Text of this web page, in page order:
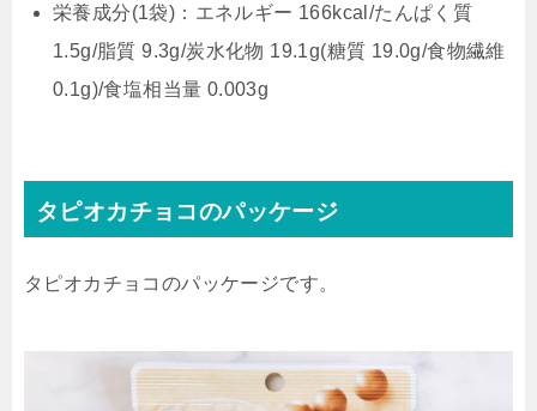
栄養成分(1袋)：エネルギー 166kcal/たんぱく質
1.5g/脂質 9.3g/炭水化物 19.1g(糖質 19.0g/食物繊維
0.1g)/食塩相当量 0.003g
タピオカチョコのパッケージ
タピオカチョコのパッケージです。